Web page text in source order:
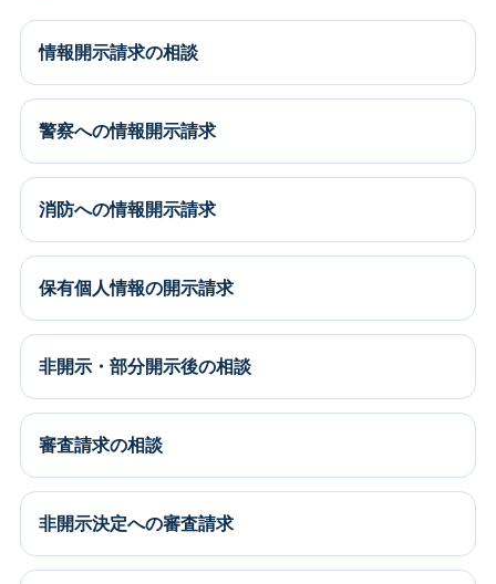
情報開示請求の相談
警察への情報開示請求
消防への情報開示請求
保有個人情報の開示請求
非開示・部分開示後の相談
審査請求の相談
非開示決定への審査請求